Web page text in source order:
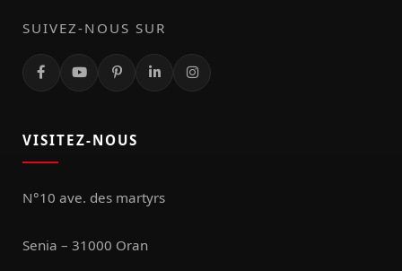
SUIVEZ-NOUS SUR
VISITEZ-NOUS
N°10 ave. des martyrs
Senia – 31000 Oran